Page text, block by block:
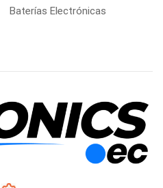
Baterías Electrónicas